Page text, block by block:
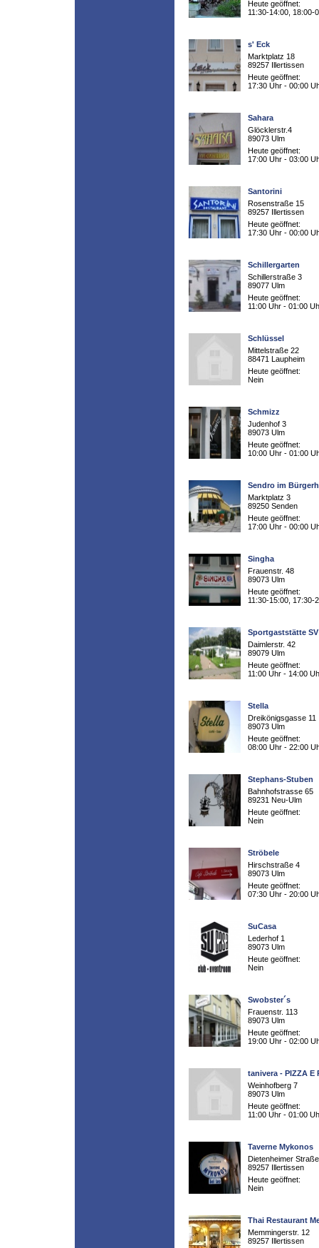
Heute geöffnet:
11:30-14:00, 18:00-
s' Eck
Marktplatz 18
89257 Illertissen
Heute geöffnet:
17:30 Uhr - 00:00
Sahara
Glöcklerstr.4
89073 Ulm
Heute geöffnet:
17:00 Uhr - 03:00
Santorini
Rosenstraße 15
89257 Illertissen
Heute geöffnet:
17:30 Uhr - 00:00
Schillergarten
Schillerstraße 3
89077 Ulm
Heute geöffnet:
11:00 Uhr - 01:00
Schlüssel
Mittelstraße 22
88471 Laupheim
Heute geöffnet:
Nein
Schmizz
Judenhof 3
89073 Ulm
Heute geöffnet:
10:00 Uhr - 01:00
Sendro im
Marktplatz 3
89250 Senden
Heute geöffnet:
17:00 Uhr - 00:00
Singha
Frauenstr. 48
89073 Ulm
Heute geöffnet:
11:30-15:00, 17:30-
Sportgaststätte
Daimlerstr. 42
89079 Ulm
Heute geöffnet:
11:00 Uhr - 14:00
Stella
Dreikönigsgasse 11
89073 Ulm
Heute geöffnet:
08:00 Uhr - 22:00
Stephans-Stuben
Bahnhofstrasse 65
89231 Neu-Ulm
Heute geöffnet:
Nein
Ströbele
Hirschstraße 4
89073 Ulm
Heute geöffnet:
07:30 Uhr - 20:00
SuCasa
Lederhof 1
89073 Ulm
Heute geöffnet:
Nein
Swobster´s
Frauenstr. 113
89073 Ulm
Heute geöffnet:
19:00 Uhr - 02:00
tanivera - PIZZA E
Weinhofberg 7
89073 Ulm
Heute geöffnet:
11:00 Uhr - 01:00
Taverne Mykonos
Dietenheimer
89257 Illertissen
Heute geöffnet:
Nein
Thai Restaurant
Memmingerstr. 12
89257 Illertissen